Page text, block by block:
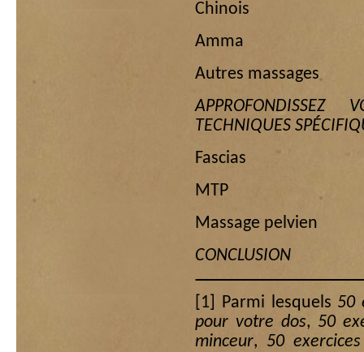
Chinois
Amma
Autres massages
APPROFONDISSEZ
TECHNIQUES
Fascias
MTP
Massage pelvien
CONCLUSION
[1] Parmi lesquels 50
pour votre dos, 50
minceur, 50